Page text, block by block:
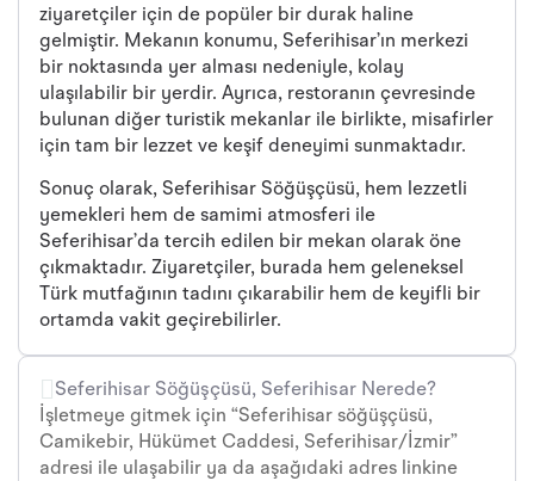
ziyaretçiler için de popüler bir durak haline
gelmiştir. Mekanın konumu, Seferihisar’ın merkezi
bir noktasında yer alması nedeniyle, kolay
ulaşılabilir bir yerdir. Ayrıca, restoranın çevresinde
bulunan diğer turistik mekanlar ile birlikte, misafirler
için tam bir lezzet ve keşif deneyimi sunmaktadır.
Sonuç olarak, Seferihisar Söğüşçüsü, hem lezzetli
yemekleri hem de samimi atmosferi ile
Seferihisar’da tercih edilen bir mekan olarak öne
çıkmaktadır. Ziyaretçiler, burada hem geleneksel
Türk mutfağının tadını çıkarabilir hem de keyifli bir
ortamda vakit geçirebilirler.
Seferihisar Söğüşçüsü, Seferihisar Nerede?
İşletmeye gitmek için “Seferihisar söğüşçüsü,
Camikebir, Hükümet Caddesi, Seferihisar/İzmir”
adresi ile ulaşabilir ya da aşağıdaki adres linkine